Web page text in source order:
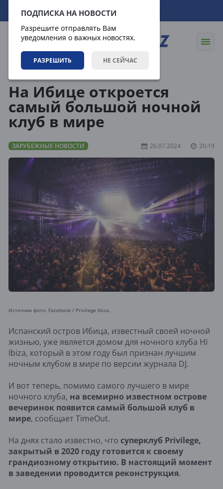
ПОДПИСКА НА НОВОСТИ
Разрешите отправлять Вам
уведомления о важных новостях.
РАЗРЕШИТЬ НЕ СЕЙЧАС
08.08.2026 10:23:12
На Ибице откроется
самый большой ночной
клуб в мире
ЗАРУБЕЖНЫЕ НОВОСТИ 26.07.2024 20:19
Источник фото: Facebook / Privilege Ibiza.
Испанский остров Ибица, известный своей ночной
жизнью, уже является домом для ночного клуба Hï
Ibiza, который в этом году был признан лучшим
ночным клубом в мире по версии журнала DJ.
И вот теперь, помимо самого лучшего в мире
ночного клуба, на всемирно известном острове
вечеринок появится самый большой клуб в
мире, сообщает TimeOut.
На днях стало известно, что суперклуб Privilege,
закрытый в 2020 году готовится к своему
грандиозному открытию. В настоящий момент
в заведении проводится реконструкция.